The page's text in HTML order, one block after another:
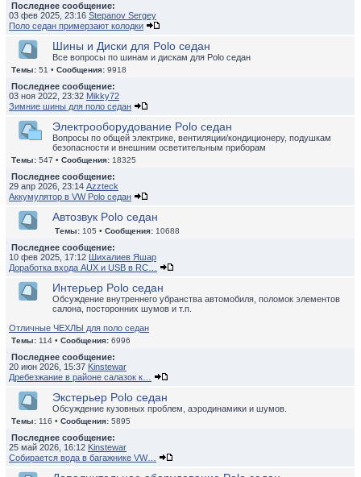
Последнее сообщение:
03 фев 2025, 23:16 Stepanov Sergey
Поло седан примерзают колодки
Шины и Диски для Polo седан
Все вопросы по шинам и дискам для Polo седан
Темы: 51 • Сообщения: 9918
Последнее сообщение:
03 ноя 2022, 23:32 Mikky72
Зимние шины для поло седан
Электрооборудование Polo седан
Вопросы по общей электрике, вентиляции/кондиционеру, подушкам
безопасности и внешним осветительным приборам
Темы: 547 • Сообщения: 18325
Последнее сообщение:
29 апр 2026, 23:14 Azzteck
Аккумулятор в VW Polo седан
Автозвук Polo седан
Темы: 105 • Сообщения: 10688
Последнее сообщение:
10 фев 2025, 17:12 Шихалиев Яшар
Доработка входа AUX и USB в RC…
Интерьер Polo седан
Обсуждение внутреннего убранства автомобиля, поломок элементов
салона, посторонних шумов и т.п.
Отличные ЧЕХЛЫ для поло седан
Темы: 114 • Сообщения: 6996
Последнее сообщение:
20 июн 2026, 15:37 Kinstewar
Дребезжание в районе салазок к…
Экстерьер Polo седан
Обсуждение кузовных проблем, аэродинамики и шумов.
Темы: 116 • Сообщения: 5895
Последнее сообщение:
25 май 2026, 16:12 Kinstewar
Собирается вода в багажнике VW…